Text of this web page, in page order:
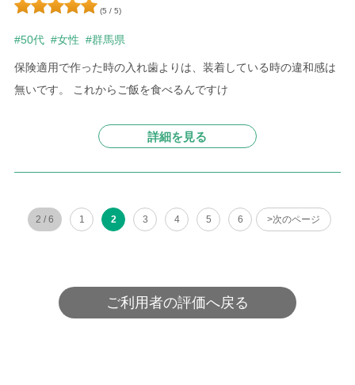
(5 / 5)
#50代 #女性 #群馬県
保険適用で作った時の入れ歯よりは、装着している時の違和感は
無いです。 これからご飯を食べるんですけ
詳細を見る
2 / 6 1 2 3 4 5 6 >次のページ
ご利用者の評価へ戻る